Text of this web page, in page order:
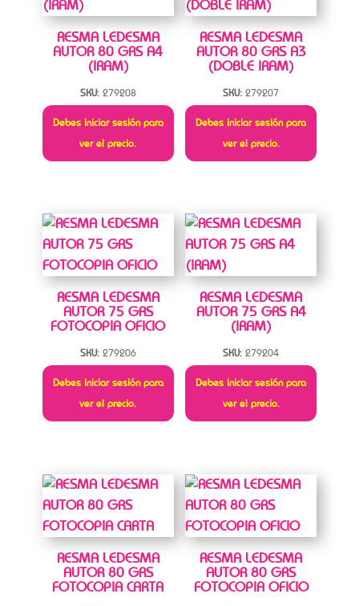
RESMA LEDESMA
AUTOR 80 GRS A4
(IRAM)
SKU: 279208
Debes iniciar sesión para
ver el precio.
RESMA LEDESMA
AUTOR 80 GRS A3
(DOBLE IRAM)
SKU: 279207
Debes iniciar sesión para
ver el precio.
RESMA LEDESMA
AUTOR 75 GRS
FOTOCOPIA OFICIO
SKU: 279206
Debes iniciar sesión para
ver el precio.
RESMA LEDESMA
AUTOR 75 GRS A4
(IRAM)
SKU: 279204
Debes iniciar sesión para
ver el precio.
RESMA LEDESMA
AUTOR 80 GRS
FOTOCOPIA CARTA
RESMA LEDESMA
AUTOR 80 GRS
FOTOCOPIA OFICIO